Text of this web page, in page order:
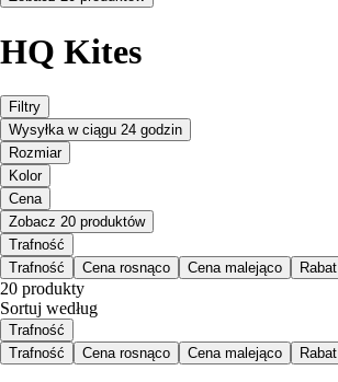
HQ Kites
Filtry
Wysyłka w ciągu 24 godzin
Rozmiar
Kolor
Cena
Zobacz 20 produktów
Trafność
Trafność
Cena rosnąco Cena malejąco Rabat
20 produkty
Sortuj według
Trafność
Trafność
Cena rosnąco Cena malejąco Rabat